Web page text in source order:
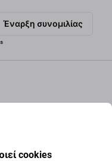
Έναρξη συνομιλίας
cookies